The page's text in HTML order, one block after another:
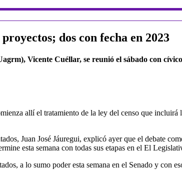
dos con fecha en 2023
Vicente Cuéllar, se reunió el sábado con
allí el tratamiento de la ley del censo que incluirá
Juan José Jáuregui, explicó ayer que el debate
esta semana con todas sus etapas en el El
a lo sumo poder esta semana en el Senado y con